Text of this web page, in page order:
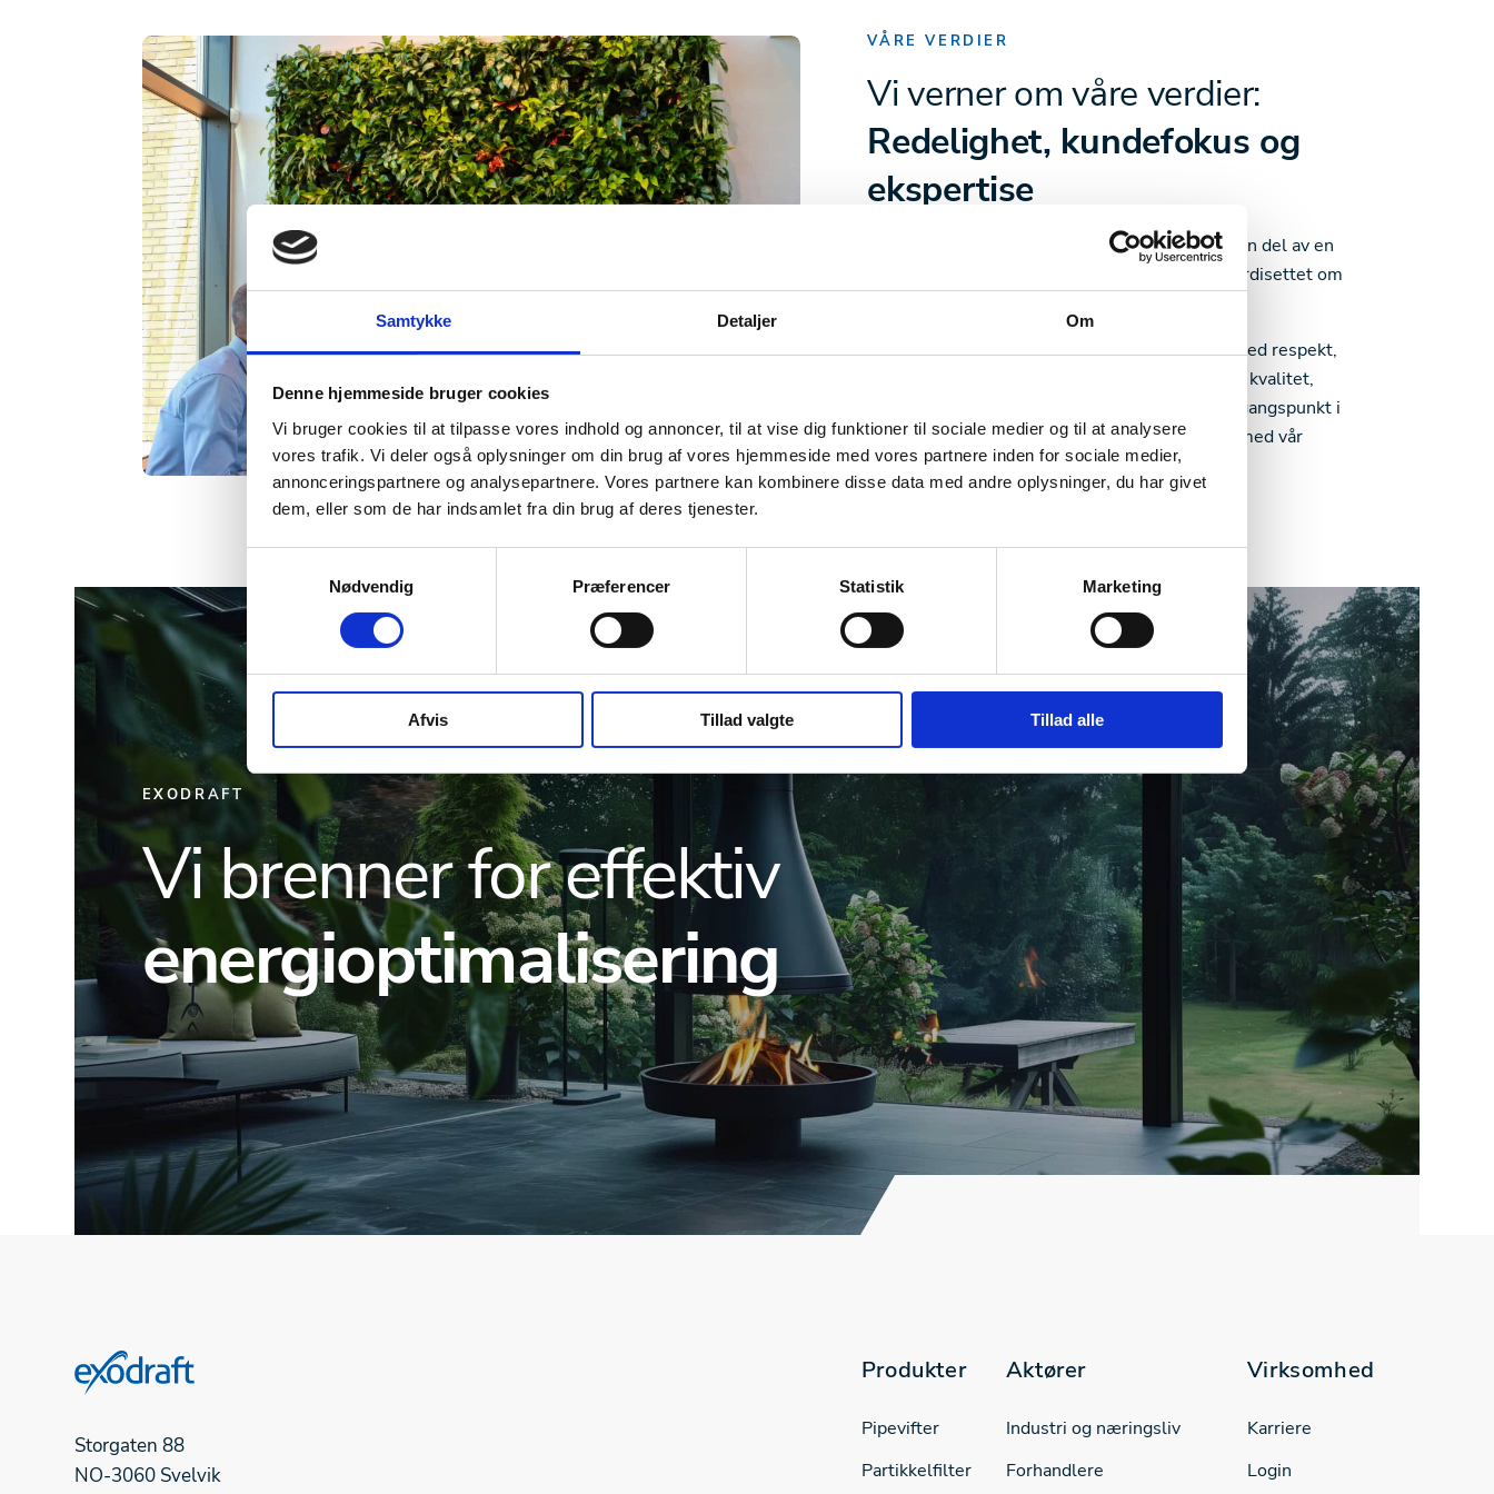
Samtykke Detaljer Om
Denne hjemmeside bruger cookies
Vi bruger cookies til at tilpasse vores indhold og annoncer, til at vise dig funktioner til sociale medier og til at analysere
vores trafik. Vi deler også oplysninger om din brug af vores hjemmeside med vores partnere inden for sociale medier,
annonceringspartnere og analysepartnere. Vores partnere kan kombinere disse data med andre oplysninger, du har givet
dem, eller som de har indsamlet fra din brug af deres tjenester.
Nødvendig
Præferencer Statistik Marketing
Afvis Tillad valgte Tillad alle
VÅRE VERDIER
Vi verner om våre verdier:
Redelighet, kundefokus og
ekspertise
Når du blir en del av Exodraft, blir du samtidig en del av en
kultur hvor vi alle arbeider ut fra det samme verdisettet om
Det betyr at vi behandler hverandre og andre med respekt,
opptrer profesjonelt og aldri går på akkord med kvalitet,
service og vår integritet. I tillegg tar vi alltid utgangspunkt i
våre kunders spesifikke behov og beriker dem med vår
ekspertkunnskap.
EXODRAFT
Vi brenner for effektiv
energioptimalisering
Storgaten 88
NO-3060 Svelvik
Produkter
Pipevifter
Partikkelfilter
Aktører
Industri og næringsliv
Forhandlere
Virksomhed
Karriere
Login